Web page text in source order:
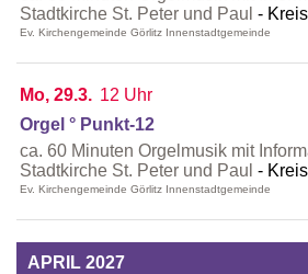
Stadtkirche St. Peter und Paul
Ev. Kirchengemeinde Görlitz Innenstadtgemeinde
Mo, 29.3. 12 Uhr
Orgel ° Punkt-12
ca. 60 Minuten Orgelmusik mit
Stadtkirche St. Peter und Paul
Ev. Kirchengemeinde Görlitz Innenstadtgemeinde
APRIL 2027